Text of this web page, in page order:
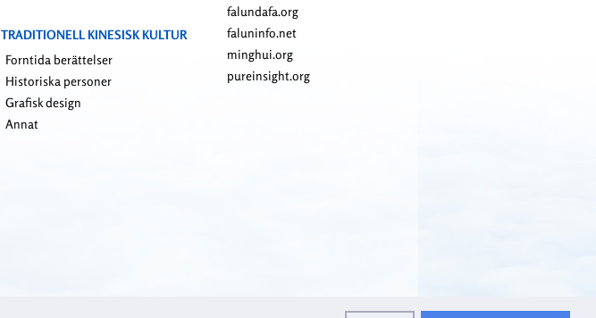
TRADITIONELL KINESISK KULTUR
Forntida berättelser
Historiska personer
Grafisk design
Annat
falundafa.org
faluninfo.net
minghui.org
pureinsight.org